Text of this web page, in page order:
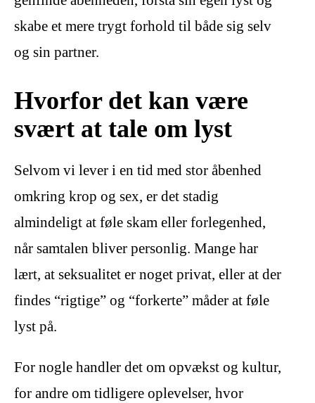
skabe et mere trygt forhold til både sig selv
og sin partner.
Hvorfor det kan være
svært at tale om lyst
Selvom vi lever i en tid med stor åbenhed
omkring krop og sex, er det stadig
almindeligt at føle skam eller forlegenhed,
når samtalen bliver personlig. Mange har
lært, at seksualitet er noget privat, eller at der
findes “rigtige” og “forkerte” måder at føle
lyst på.
For nogle handler det om opvækst og kultur,
for andre om tidligere oplevelser, hvor